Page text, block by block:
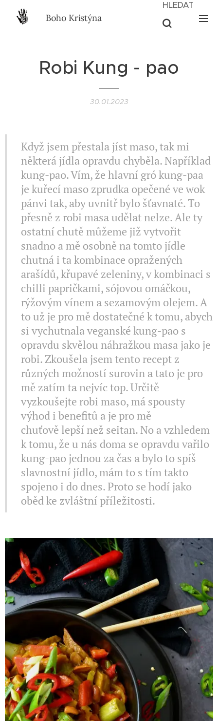
Boho Kristýna
HLEDAT
Robi Kung - pao
30.01.2023
Když jsem přestala jíst maso, tak mi
některá jídla opravdu chyběla. Například
kung-pao. Vím, že hlavní gró kung-paa
je kuřecí maso zprudka opečené ve wok
pánvi tak, aby uvnitř bylo šťavnaté. To
přesně z robi masa udělat nelze. Ale ty
ostatní chutě můžeme již vytvořit
snadno a mě osobně na tomto jídle
chutná i ta kombinace opražených
arašídů, křupavé zeleniny, v kombinaci s
chilli papričkami, sójovou omáčkou,
rýžovým vínem a sezamovým olejem. A
to už je pro mě dostatečné k tomu, abych
si vychutnala veganské kung-pao s
opravdu skvělou náhražkou masa jako je
robi. Zkoušela jsem tento recept z
různých možností surovin a tato je pro
mě zatím ta nejvíc top. Určitě
vyzkoušejte robi maso, má spousty
výhod i benefitů a je pro mě
chuťově lepší než seitan. No a vzhledem
k tomu, že u nás doma se opravdu vařilo
kung-pao jednou za čas a bylo to spíš
slavnostní jídlo, mám to s tím takto
spojeno i do dnes. Proto se hodí jako
oběd ke zvláštní příležitosti.